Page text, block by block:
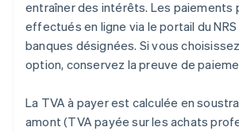
entraîner des intérêts. Les paiements
effectués en ligne via le portail du NRS
banques désignées. Si vous
option, conservez la preuve de
La TVA à payer est calculée en
amont (TVA payée sur les achats